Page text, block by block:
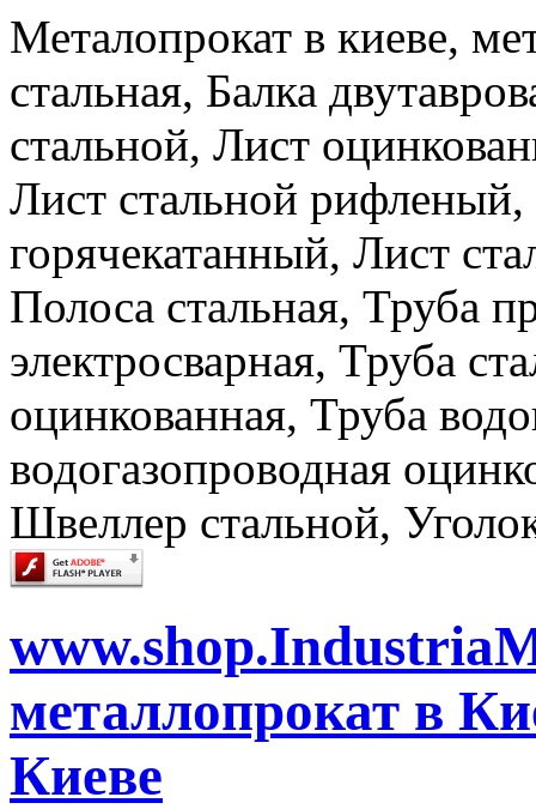
Металопрокат в киеве,
стальная, Балка
стальной, Лист
Лист стальной рифленый,
горячекатанный, Лист
Полоса стальная, Труба
электросварная, Труба
оцинкованная, Труба
водогазопроводная
Швеллер стальной,
металлопрокат в
Киеве